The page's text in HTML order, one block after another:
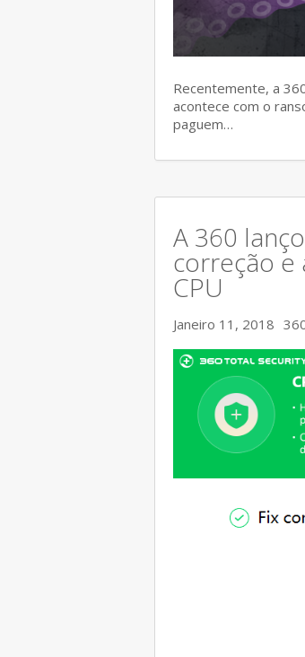
Recentemente, a
acontece com o
paguem…
A 360
correção e
CPU
Janeiro 11, 2018